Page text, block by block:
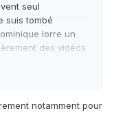
seul
suis tombé
lorre un
des vidéos
si quelqu'un le
j'espère??
notamment pour